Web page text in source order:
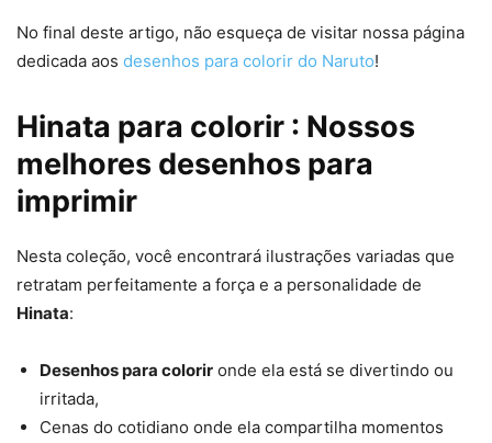
No final deste artigo, não esqueça de visitar nossa página
dedicada aos desenhos para colorir do Naruto!
Hinata para colorir : Nossos
melhores desenhos para
imprimir
Nesta coleção, você encontrará ilustrações variadas que
retratam perfeitamente a força e a personalidade de
Hinata:
Desenhos para colorir onde ela está se divertindo ou
irritada,
Cenas do cotidiano onde ela compartilha momentos